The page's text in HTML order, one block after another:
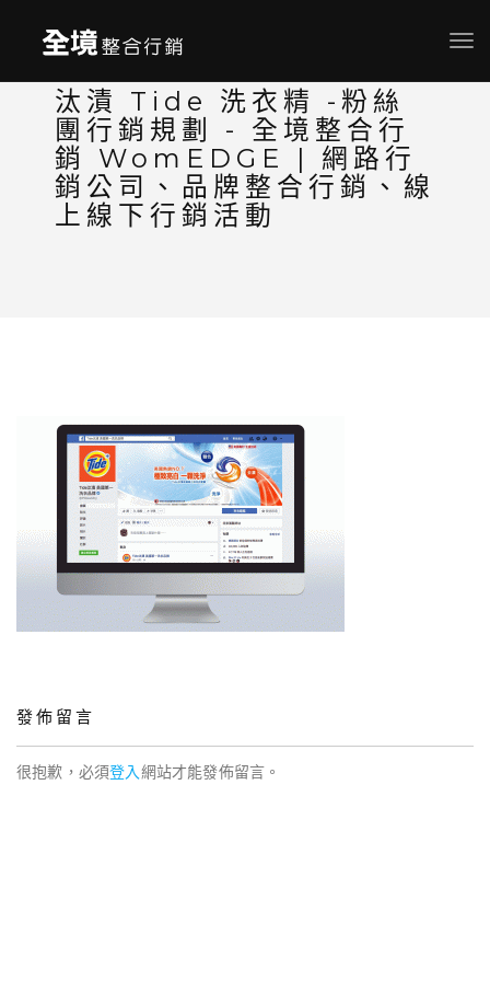
汰漬 Tide 洗衣精 -粉絲
團行銷規劃 - 全境整合行
銷 WomEDGE | 網路行
銷公司、品牌整合行銷、線
上線下行銷活動
發佈留言
很抱歉，必須登入網站才能發佈留言。